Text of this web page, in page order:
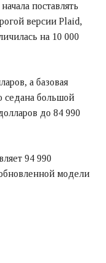
поставлять
версии Plaid,
на 10 000
а базовая
седана большой
до 84 990
94 990
модели